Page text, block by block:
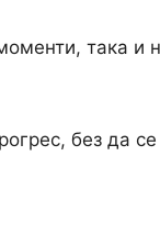
така и
без да